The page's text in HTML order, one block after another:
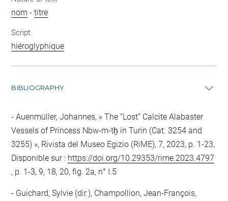
nom -titre
Script
hiéroglyphique
BIBLIOGRAPHY
Auenmüller, Johannes, « The “Lost” Calcite Alabaster
Vessels of Princess Nbw-m-tḫ in Turin (Cat. 3254 and
3255) », Rivista del Museo Egizio (RiME), 7, 2023, p. 1-23,
Disponible sur : https://doi.org/10.29353/rime.2023.4797
, p. 1-3, 9, 18, 20, fig. 2a, n° I.5
Guichard, Sylvie (dir.), Champollion, Jean-François,